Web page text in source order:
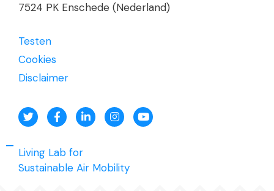
7524 PK Enschede (Nederland)
Testen
Cookies
Disclaimer
Living Lab for
Sustainable Air Mobility